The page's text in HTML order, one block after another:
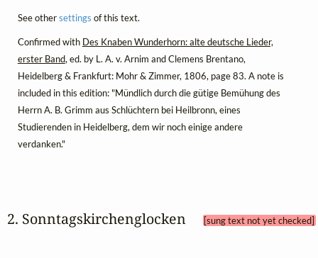
See othersettings of this text.
Confirmed with Des Knaben Wunderhorn: alte deutsche Lieder,
erster Band, ed. by L. A. v. Arnim and Clemens Brentano,
Heidelberg & Frankfurt: Mohr & Zimmer, 1806, page 83. A note is
included in this edition: "Mündlich durch die gütige Bemühung des
Herrn A. B. Grimm aus Schlüchtern bei Heilbronn, eines
Studierenden in Heidelberg, dem wir noch einige andere
verdanken."
2. Sonntagskirchenglocken [sung text not yet checked]